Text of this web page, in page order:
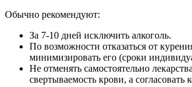
Обычно рекомендуют:
За 7-10 дней исключить алкоголь.
По возможности отказаться от
минимизировать его (сроки
Не отменять самостоятельно
свертываемость крови, а согласовать